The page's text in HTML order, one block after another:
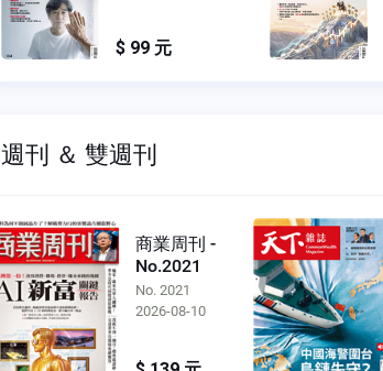
$ 99 元
週刊 ＆ 雙週刊
商業周刊 -
No.2021
No. 2021
2026-08-10